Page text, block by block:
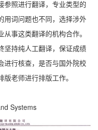
参照进行翻译，专业类型的
用词问题也不同，选择涉外
事这类翻译的机构合作。
坚持纯人工翻译，保证成绩
进行核查，是否与国外院校
老师进行排版工作。
Systems